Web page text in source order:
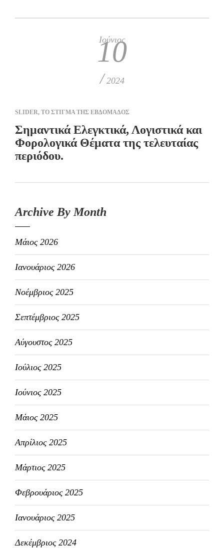
Ιούνιος
10
/ 2024
SLIDER, ΤΟ ΣΤΙΓΜΑ ΤΗΣ ΕΒΔΟΜΑΔΟΣ
Σημαντικά Ελεγκτικά, Λογιστικά και
Φορολογικά Θέματα της τελευταίας
περιόδου.
Archive By Month
Μάιος 2026
Ιανουάριος 2026
Νοέμβριος 2025
Σεπτέμβριος 2025
Αύγουστος 2025
Ιούλιος 2025
Ιούνιος 2025
Μάιος 2025
Απρίλιος 2025
Μάρτιος 2025
Φεβρουάριος 2025
Ιανουάριος 2025
Δεκέμβριος 2024